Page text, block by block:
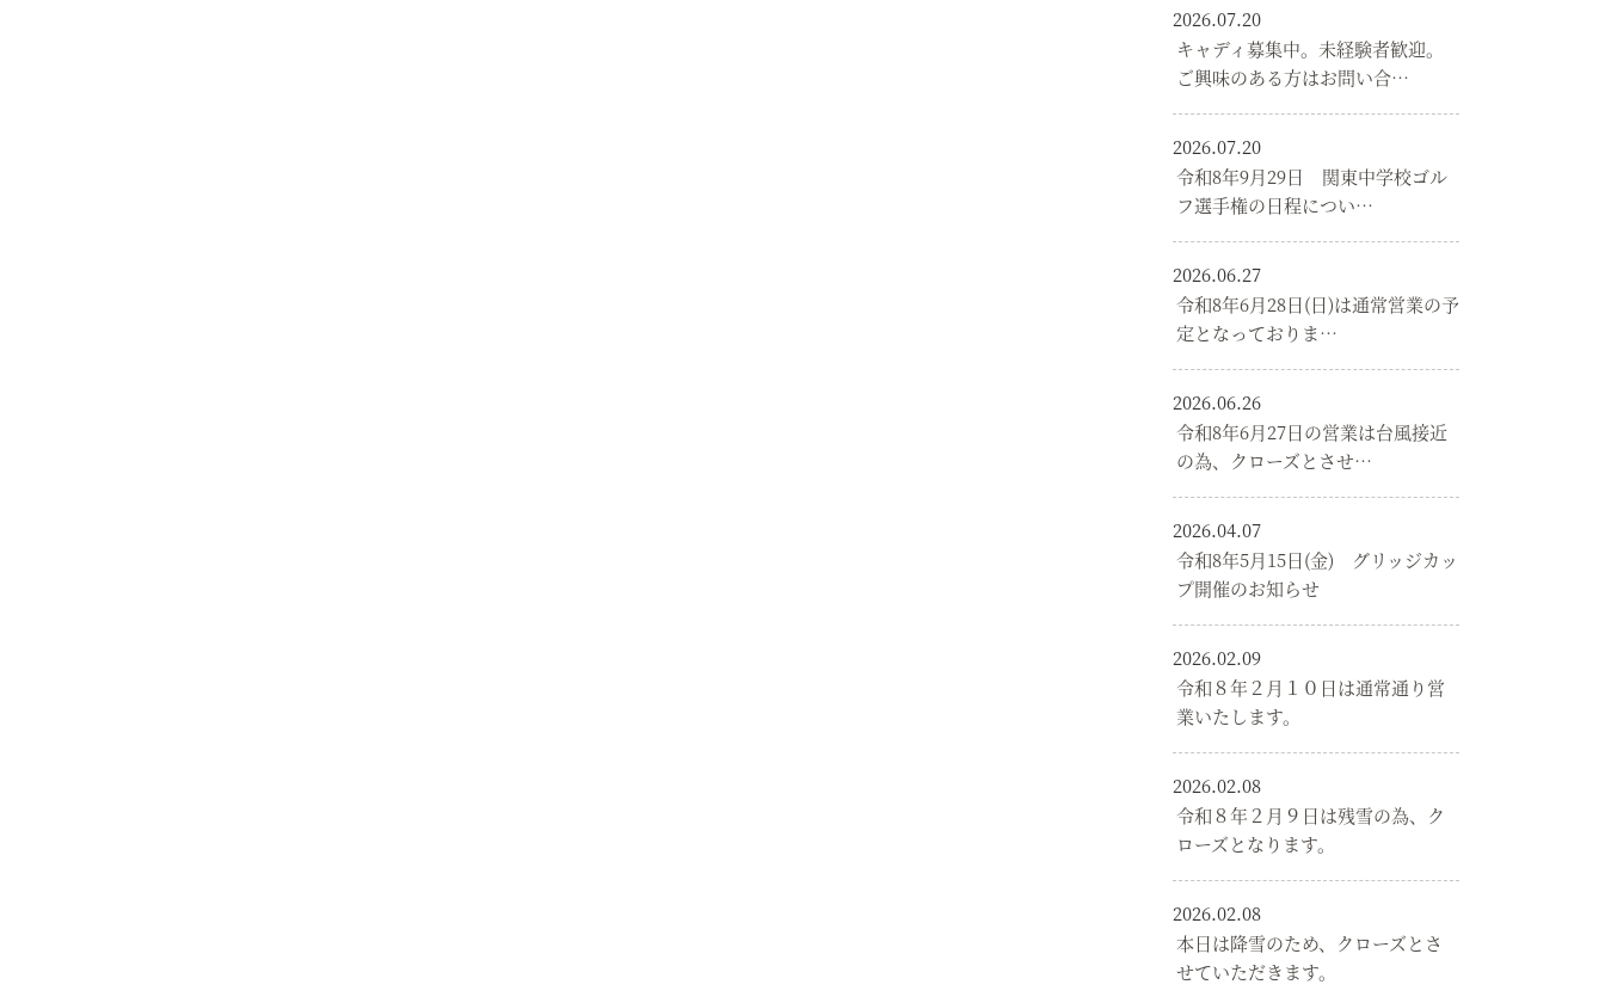
2026.07.20
キャディ募集中。未経験者歓迎。
ご興味のある方はお問い合…
2026.07.20
令和8年9月29日 関東中学校ゴル
フ選手権の日程につい…
2026.06.27
令和8年6月28日(日)は通常営業の予
定となっておりま…
2026.06.26
令和8年6月27日の営業は台風接近
の為、クローズとさせ…
2026.04.07
令和8年5月15日(金) グリッジカッ
プ開催のお知らせ
2026.02.09
令和８年２月１０日は通常通り営
業いたします。
2026.02.08
令和８年２月９日は残雪の為、ク
ローズとなります。
2026.02.08
本日は降雪のため、クローズとさ
せていただきます。